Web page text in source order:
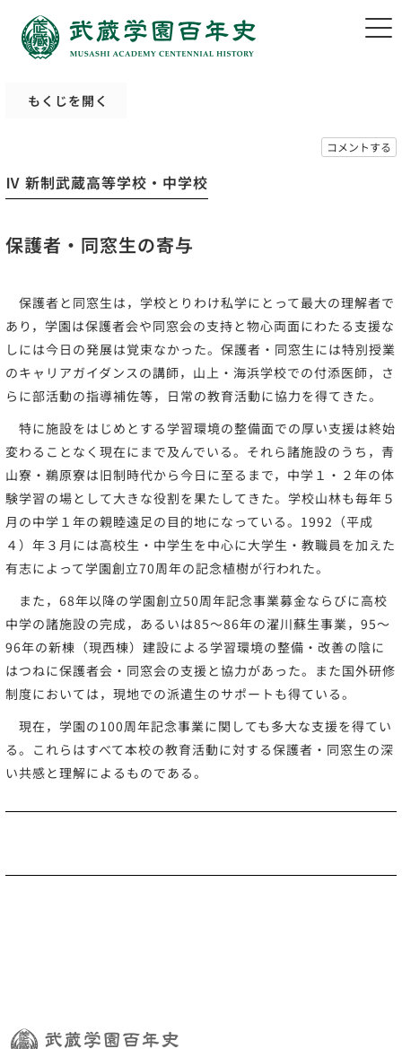
もくじを開く
コメントする
Ⅳ 新制武蔵高等学校・中学校
保護者・同窓生の寄与
保護者と同窓生は，学校とりわけ私学にとって最大の理解者で
あり，学園は保護者会や同窓会の支持と物心両面にわたる支援な
しには今日の発展は覚束なかった。保護者・同窓生には特別授業
のキャリアガイダンスの講師，山上・海浜学校での付添医師，さ
らに部活動の指導補佐等，日常の教育活動に協力を得てきた。
特に施設をはじめとする学習環境の整備面での厚い支援は終始
変わることなく現在にまで及んでいる。それら諸施設のうち，青
山寮・鵜原寮は旧制時代から今日に至るまで，中学１・２年の体
験学習の場として大きな役割を果たしてきた。学校山林も毎年５
月の中学１年の親睦遠足の目的地になっている。1992（平成
４）年３月には高校生・中学生を中心に大学生・教職員を加えた
有志によって学園創立70周年の記念植樹が行われた。
また，68年以降の学園創立50周年記念事業募金ならびに高校
中学の諸施設の完成，あるいは85～86年の濯川蘇生事業，95～
96年の新棟（現西棟）建設による学習環境の整備・改善の陰に
はつねに保護者会・同窓会の支援と協力があった。また国外研修
制度においては，現地での派遣生のサポートも得ている。
現在，学園の100周年記念事業に関しても多大な支援を得てい
る。これらはすべて本校の教育活動に対する保護者・同窓生の深
い共感と理解によるものである。